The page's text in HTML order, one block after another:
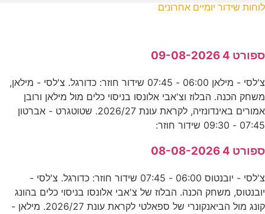
לוחות שידור יומיים אחרונים
ספורט 4 09-08-2026
צ'לסי - מילאן 06:00 - 07:45 שידור חוזר: כדורגל. צ'לסי - מילאן,
משחק הכנה. הבלוז וצ'אבי אלונסו בניסוי כלים מול מילאן ורובן
אמורים באינדונזיה, לקראת עונת 2026/27. שטוטגרט - אברטון
07:45 - 09:30 שידור חוזר:
ספורט 4 08-08-2026
צ'לסי - יובנטוס 06:00 - 07:45 שידור חוזר: כדורגל. צ'לסי -
יובנטוס, משחק הכנה. הבלוז של צ'אבי אלונסו בניסוי כלים בהונג
קונג מול הביאנקונרי של ספאלטי לקראת עונת 2026/27. מילאן -